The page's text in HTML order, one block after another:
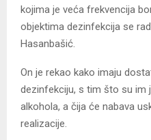
kojima je veća frekvencija
objektima dezinfekcija se
Hasanbašić.
On je rekao kako imaju
dezinfekciju, s tim što su im
alkohola, a čija će nabava
realizacije.